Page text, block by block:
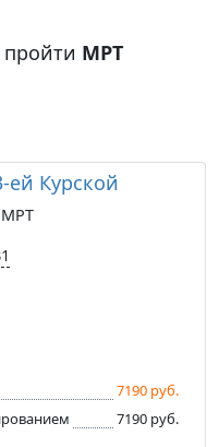
МРТ
ей Курской
МРТ
7190 руб.
7190 руб.